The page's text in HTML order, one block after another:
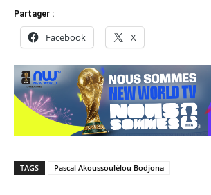
Partager :
Facebook X
TAGS Pascal Akoussoulèlou Bodjona